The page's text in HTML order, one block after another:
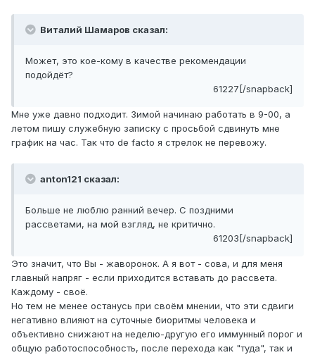
Виталий Шамаров сказал:
Может, это кое-кому в качестве рекомендации
подойдёт?
61227[/snapback]
Мне уже давно подходит. Зимой начинаю работать в 9-00, а
летом пишу служебную записку с просьбой сдвинуть мне
график на час. Так что de facto я стрелок не перевожу.
anton121 сказал:
Больше не люблю ранний вечер. С поздними
рассветами, на мой взгляд, не критично.
61203[/snapback]
Это значит, что Вы - жаворонок. А я вот - сова, и для меня
главный напряг - если приходится вставать до рассвета.
Каждому - своё.
Но тем не менее останусь при своём мнении, что эти сдвиги
негативно влияют на суточные биоритмы человека и
объективно снижают на неделю-другую его иммунный порог и
общую работоспособность, после перехода как "туда", так и